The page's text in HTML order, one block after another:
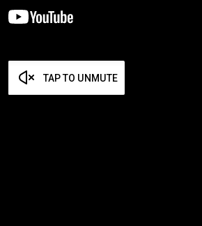
TAP TO UNMUTE